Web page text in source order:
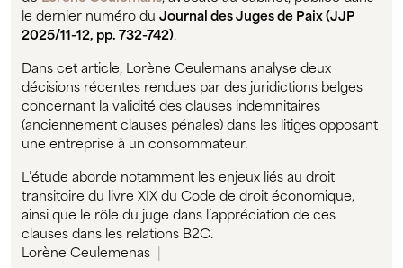
le dernier numéro du Journal des Juges de Paix (JJP
2025/11-12, pp. 732-742).
Dans cet article, Lorène Ceulemans analyse deux
décisions récentes rendues par des juridictions belges
concernant la validité des clauses indemnitaires
(anciennement clauses pénales) dans les litiges opposant
une entreprise à un consommateur.
L’étude aborde notamment les enjeux liés au droit
transitoire du livre XIX du Code de droit économique,
ainsi que le rôle du juge dans l’appréciation de ces
clauses dans les relations B2C.
Lorène Ceulemenas